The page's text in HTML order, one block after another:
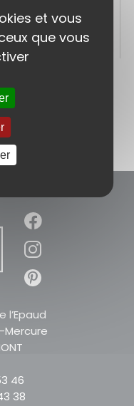
SUIVANT
l’Epaud
46
38
et vous
que vous